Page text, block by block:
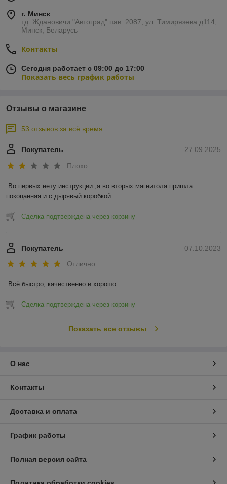
г. Минск
тд. Ждановичи "Автоград" пав. 2087, ул. Тимирязева д114,
Минск, Беларусь
Контакты
Сегодня работает с 09:00 до 17:00
Показать весь график работы
Отзывы о магазине
53 отзывов за всё время
27.09.2025
Покупатель
Плохо
Во первых нету инструкции ,а во вторых магнитола пришла
покоцанная и с дырявый коробкой
Сделка подтверждена через корзину
07.10.2023
Покупатель
Отлично
Всё быстро, качественно и хорошо
Сделка подтверждена через корзину
Показать все отзывы
О нас
Контакты
Доставка и оплата
График работы
Полная версия сайта